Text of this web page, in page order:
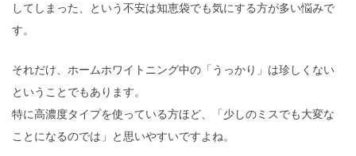
してしまった、という不安は知恵袋でも気にする方が多い悩みで
す。
それだけ、ホームホワイトニング中の「うっかり」は珍しくない
ということでもあります。
特に高濃度タイプを使っている方ほど、「少しのミスでも大変な
ことになるのでは」と思いやすいですよね。